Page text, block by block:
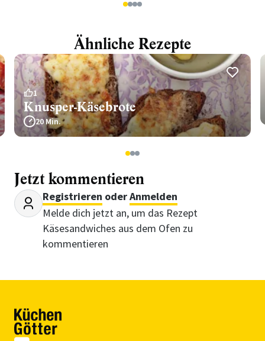
1234
Ähnliche Rezepte
1
Knusper-Käsebrote
20 Min.
123
Jetzt kommentieren
Registrieren oderAnmelden
Melde dich jetzt an, um das Rezept
Käsesandwiches aus dem Ofen zu
kommentieren